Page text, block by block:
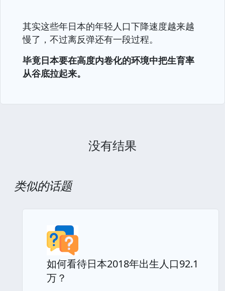
其实这些年日本的年轻人口下降速度越来越
慢了，不过离反弹还有一段过程。
毕竟日本要在高度内卷化的环境中把生育率
从谷底拉起来。
没有结果
类似的话题
如何看待日本2018年出生人口92.1
万？